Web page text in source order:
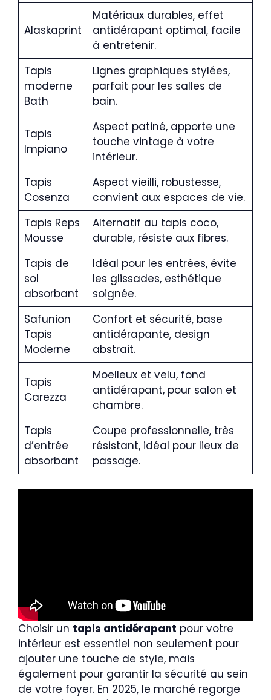
Alaskaprint
Matériaux durables, effet
antidérapant optimal, facile
à entretenir.
Tapis
moderne
Bath
Lignes graphiques stylées,
parfait pour les salles de
bain.
Tapis
Impiano
Aspect patiné, apporte une
touche vintage à votre
intérieur.
Tapis
Cosenza
Aspect vieilli, robustesse,
convient aux espaces de vie.
Tapis Reps
Mousse
Alternatif au tapis coco,
durable, résiste aux fibres.
Tapis de
sol
absorbant
Idéal pour les entrées, évite
les glissades, esthétique
soignée.
Safunion
Tapis
Moderne
Confort et sécurité, base
antidérapante, design
abstrait.
Tapis
Carezza
Moelleux et velu, fond
antidérapant, pour salon et
chambre.
Tapis
d’entrée
absorbant
Coupe professionnelle, très
résistant, idéal pour lieux de
passage.
Choisir un tapis antidérapant pour votre
intérieur est essentiel non seulement pour
ajouter une touche de style, mais
également pour garantir la sécurité au sein
de votre foyer. En 2025, le marché regorge